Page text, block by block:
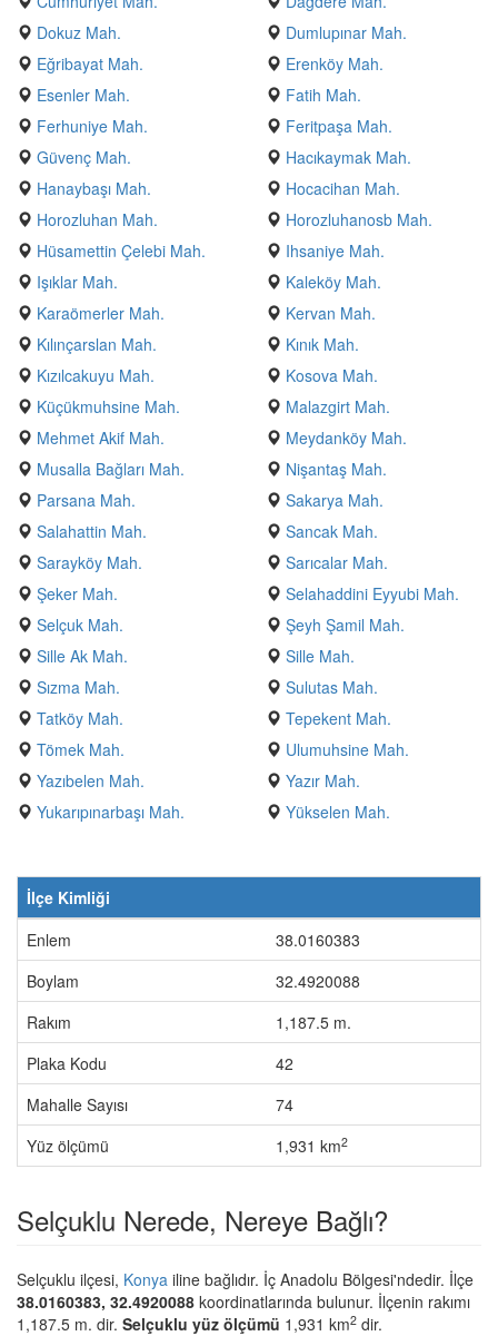
Dokuz Mah.
Dumlupınar Mah.
Eğribayat Mah.
Erenköy Mah.
Esenler Mah.
Fatih Mah.
Ferhuniye Mah.
Feritpaşa Mah.
Güvenç Mah.
Hacıkaymak Mah.
Hanaybaşı Mah.
Hocacihan Mah.
Horozluhan Mah.
Horozluhanosb Mah.
Hüsamettin Çelebi Mah.
Ihsaniye Mah.
Işıklar Mah.
Kaleköy Mah.
Karaömerler Mah.
Kervan Mah.
Kılınçarslan Mah.
Kınık Mah.
Kızılcakuyu Mah.
Kosova Mah.
Küçükmuhsine Mah.
Malazgirt Mah.
Mehmet Akif Mah.
Meydanköy Mah.
Musalla Bağları Mah.
Nişantaş Mah.
Parsana Mah.
Sakarya Mah.
Salahattin Mah.
Sancak Mah.
Sarayköy Mah.
Sarıcalar Mah.
Şeker Mah.
Selahaddini Eyyubi Mah.
Selçuk Mah.
Şeyh Şamil Mah.
Sille Ak Mah.
Sille Mah.
Sızma Mah.
Sulutas Mah.
Tatköy Mah.
Tepekent Mah.
Tömek Mah.
Ulumuhsine Mah.
Yazıbelen Mah.
Yazır Mah.
Yukarıpınarbaşı Mah.
Yükselen Mah.
İlçe Kimliği
Enlem
38.0160383
Boylam
32.4920088
Rakım
1,187.5 m.
Plaka Kodu
42
Mahalle Sayısı
74
Yüz ölçümü
1,931 km2
Selçuklu Nerede, Nereye Bağlı?
Selçuklu ilçesi, Konya iline bağlıdır. İç Anadolu Bölgesi'ndedir. İlçe
38.0160383, 32.4920088 koordinatlarında bulunur. İlçenin rakımı
1,187.5 m. dir. Selçuklu yüz ölçümü 1,931 km2 dir.